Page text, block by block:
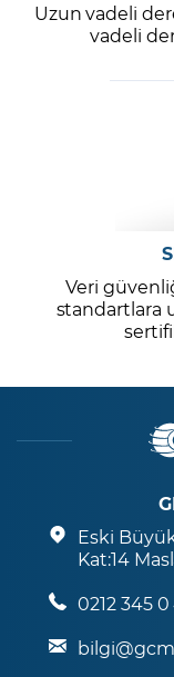
Uzun vadeli
vadeli
Veri
standartlara
Eski
Kat:14
0212 345